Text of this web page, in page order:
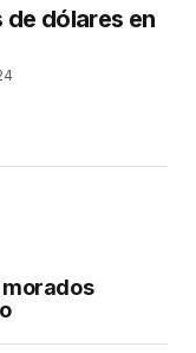
de dólares en
morados